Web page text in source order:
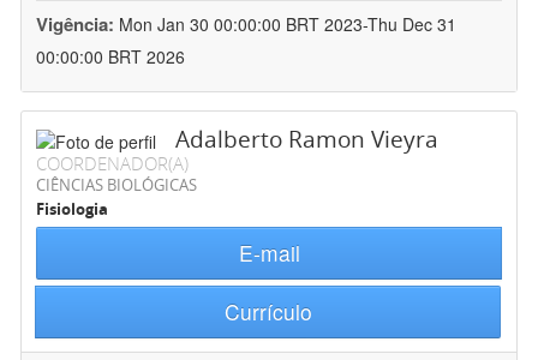
Vigência: Mon Jan 30 00:00:00 BRT 2023-Thu Dec 31
00:00:00 BRT 2026
Adalberto Ramon Vieyra
COORDENADOR(A)
CIÊNCIAS BIOLÓGICAS
Fisiologia
E-mail
Currículo